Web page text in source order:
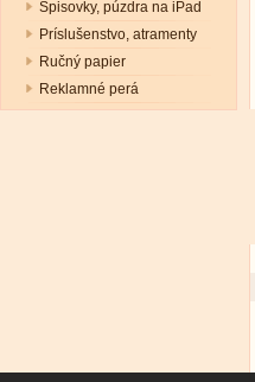
Spisovky, púzdra na iPad
Príslušenstvo, atramenty
Ručný papier
Reklamné perá